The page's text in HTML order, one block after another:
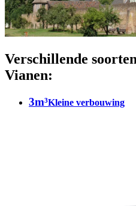
Verschillende
Vianen:
3m³Kleine verbouwing